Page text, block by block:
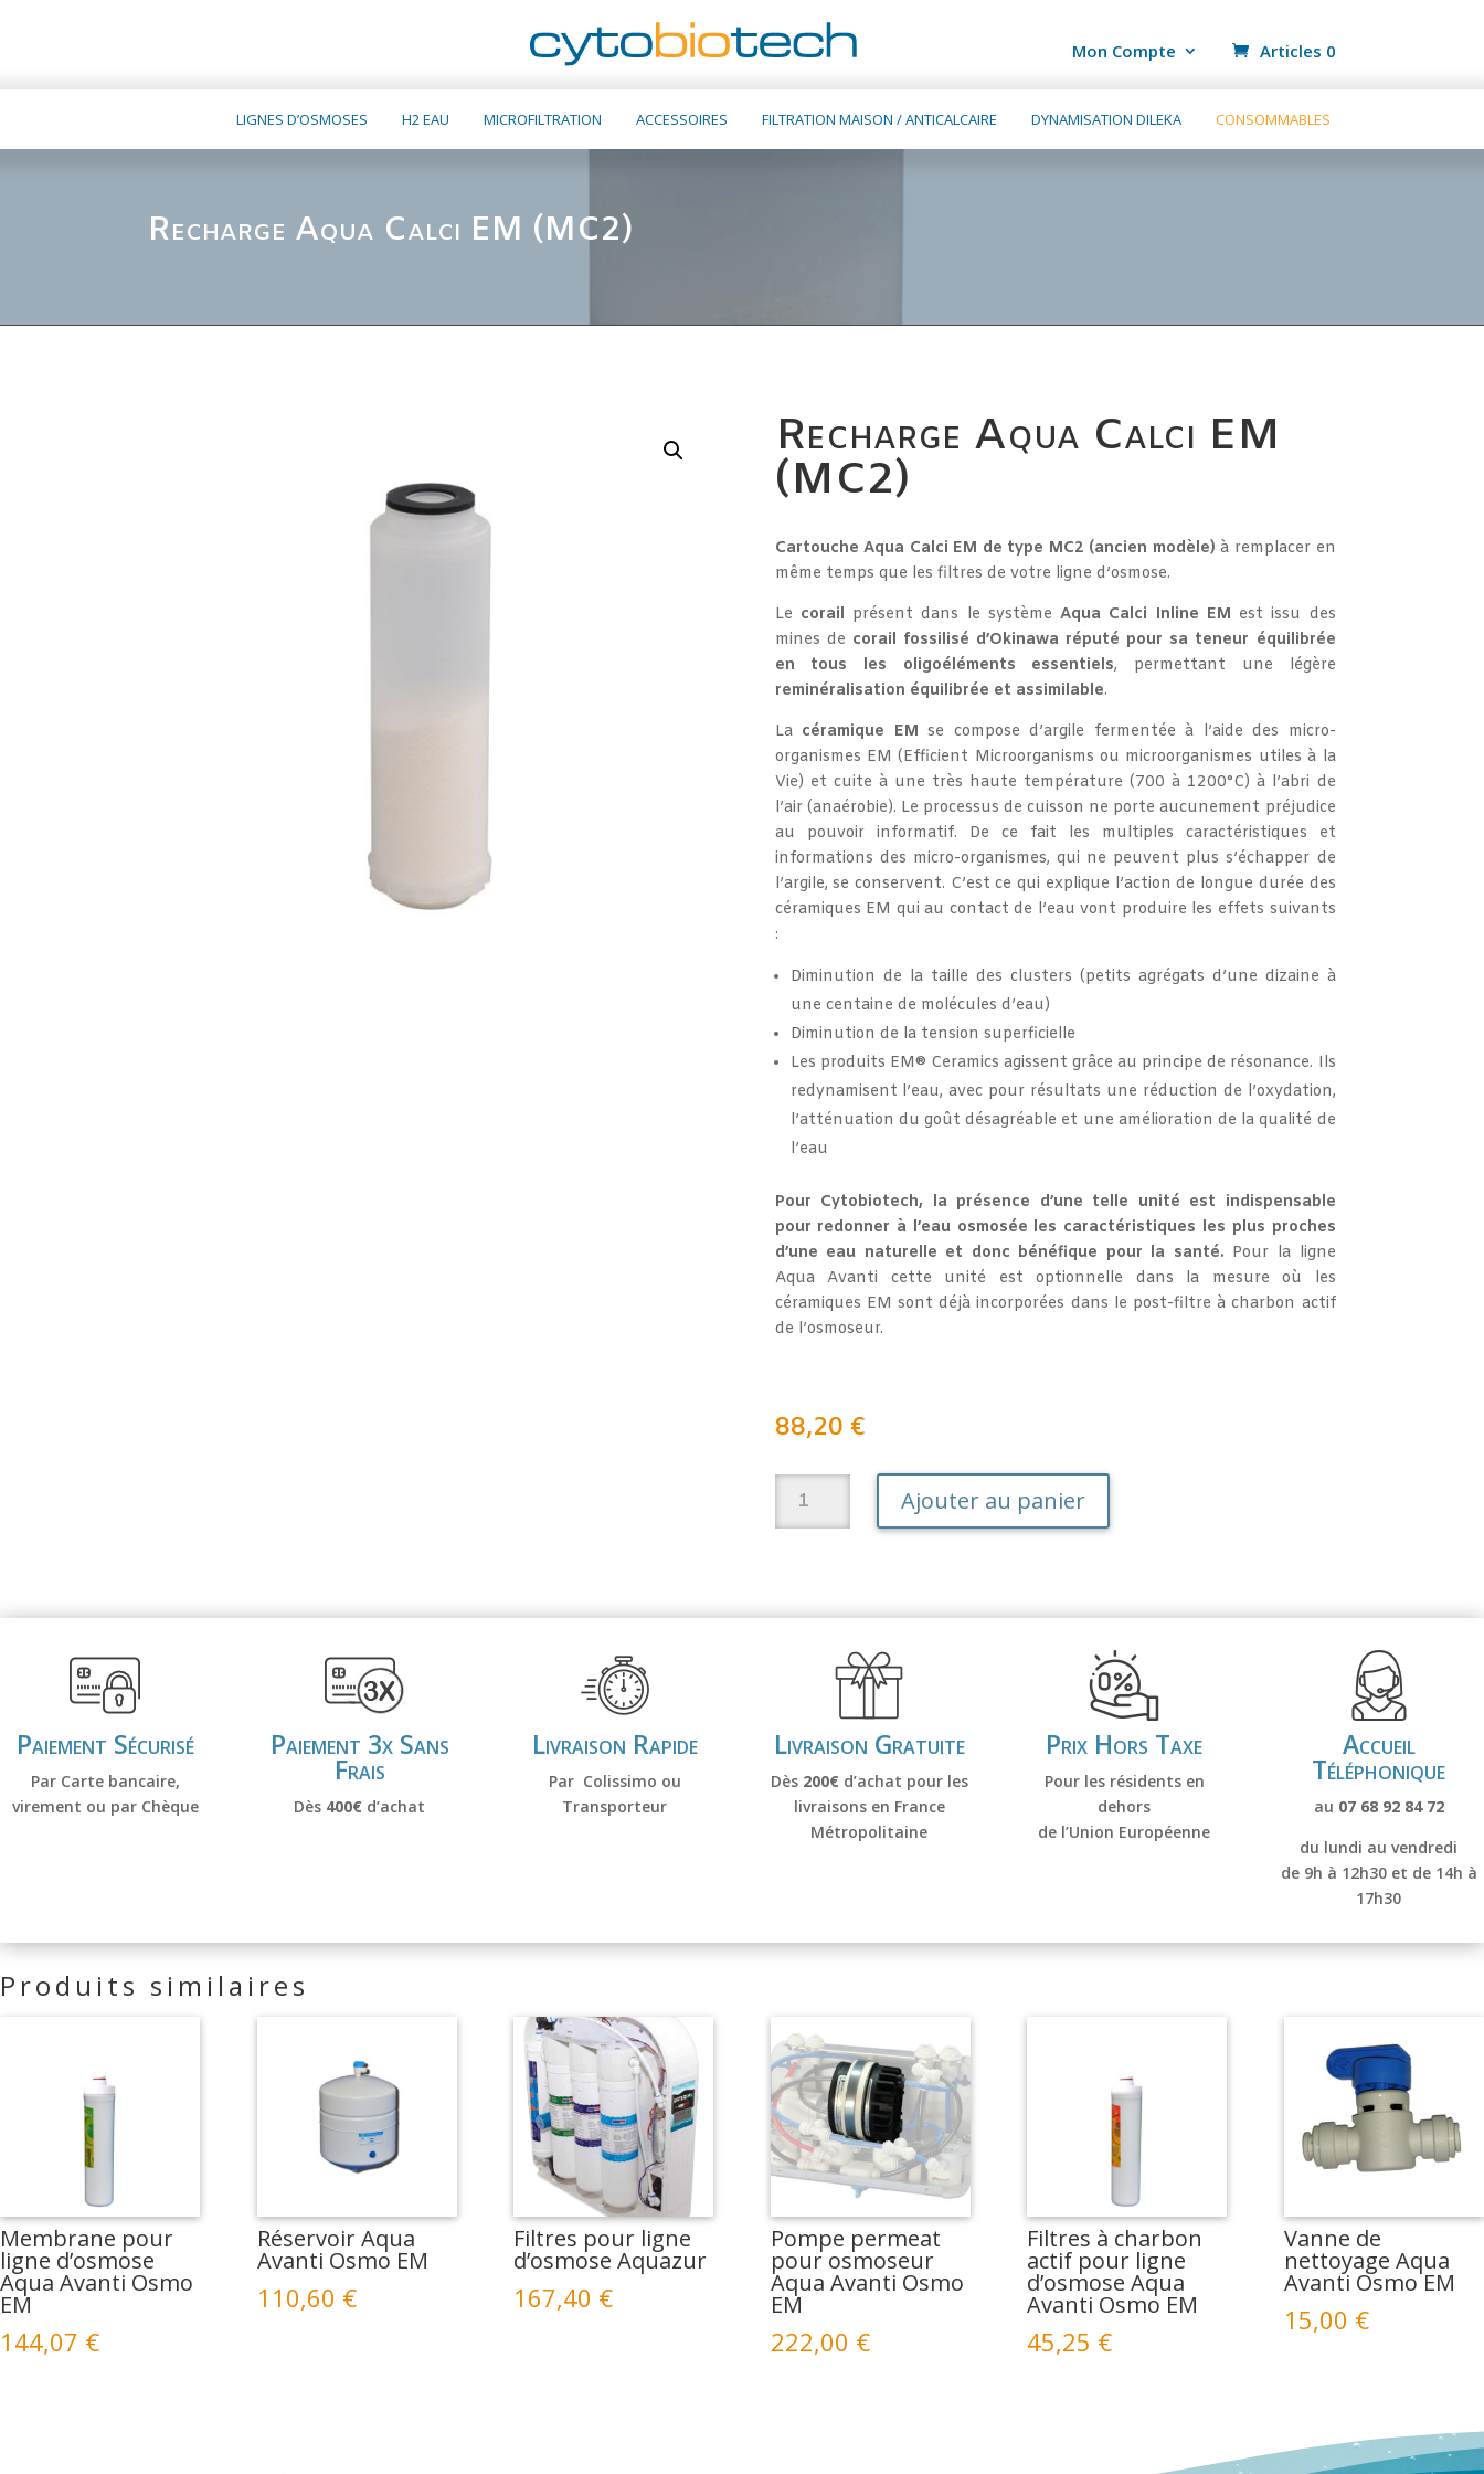
Mon Compte Articles 0
LIGNES D’OSMOSES H2 EAU MICROFILTRATION ACCESSOIRES FILTRATION MAISON / ANTICALCAIRE DYNAMISATION DILEKA CONSOMMABLES
Recharge Aqua Calci EM (MC2)
Recharge Aqua Calci EM
(MC2)
Cartouche Aqua Calci EM de type MC2 (ancien modèle) à remplacer en
même temps que les filtres de votre ligne d’osmose.
Le corail présent dans le systèmeAqua Calci Inline EM est issu des
mines de corail fossilisé d’Okinawa réputé pour sa teneur équilibrée
en tous les oligoéléments essentiels, permettant une légère
reminéralisation équilibrée et assimilable.
La céramique EM se compose d’argile fermentée à l’aide des micro-
organismes EM (Efficient Microorganisms ou microorganismes utiles à la
Vie) et cuite à une très haute température (700 à 1200°C) à l’abri de
l’air (anaérobie). Le processus de cuisson ne porte aucunement préjudice
au pouvoir informatif. De ce fait les multiples caractéristiques et
informations des micro-organismes, qui ne peuvent plus s’échapper de
l’argile, se conservent. C’est ce qui explique l’action de longue durée des
céramiques EM qui au contact de l’eau vont produire les effets suivants
:
Diminution de la taille des clusters (petits agrégats d’une dizaine à
une centaine de molécules d’eau)
Diminution de la tension superficielle
Les produits EM® Ceramics agissent grâce au principe de résonance. Ils
redynamisent l’eau, avec pour résultats une réduction de l’oxydation,
l’atténuation du goût désagréable et une amélioration de la qualité de
l’eau
Pour Cytobiotech, la présence d’une telle unité est indispensable
pour redonner à l’eau osmosée les caractéristiques les plus proches
d’une eau naturelle et donc bénéfique pour la santé. Pour la ligne
Aqua Avanti cette unité est optionnelle dans la mesure où les
céramiques EM sont déjà incorporées dans le post-filtre à charbon actif
de l’osmoseur.
88,20 €
Recharge
EM
Ajouter au panier
n
a
t
i
v
e
:
Paiement Sécurisé
Par Carte bancaire,
virement ou par Chèque
Paiement 3x Sans
Frais
Dès 400€ d’achat
Livraison Rapide
Par Colissimo ou
Transporteur
Livraison Gratuite
Dès 200€d’achat pour les
livraisons en France
Métropolitaine
Prix Hors Taxe
Pour les résidents en
dehors
de l’Union Européenne
Accueil
Téléphonique
au 07 68 92 84 72
du lundi au vendredi
de 9h à 12h30 et de 14h à
17h30
Produits similaires
Membrane pour
ligne d’osmose
Aqua Avanti Osmo
EM
144,07 €
Réservoir Aqua
Avanti Osmo EM
110,60 €
Filtres pour ligne
d’osmose Aquazur
167,40 €
Pompe permeat
pour osmoseur
Aqua Avanti Osmo
EM
222,00 €
Filtres à charbon
actif pour ligne
d’osmose Aqua
Avanti Osmo EM
45,25 €
Vanne de
nettoyage Aqua
Avanti Osmo EM
15,00 €